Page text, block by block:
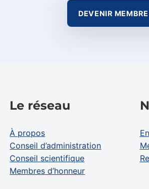
DEVENIR
Le réseau
À propos
Conseil d’administration
Conseil scientifique
Membres d’honneur